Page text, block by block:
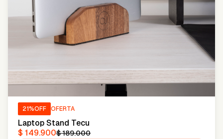
21%OFF OFERTA
Laptop Stand Tecu
$ 149.900$ 189.000